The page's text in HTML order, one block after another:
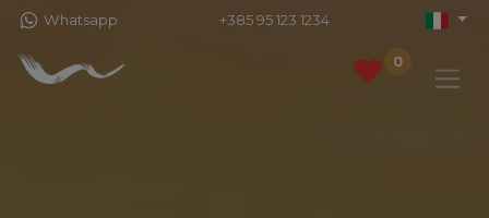
Whatsapp +385 95 123 1234
0